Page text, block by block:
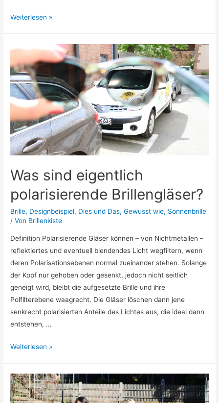
Neue
SNOB
MILANO
sind
da!
Weiterlesen »
Was sind eigentlich
polarisierende Brillengläser?
Brille, Designbeispiel, Dies und Das,Gewusst wie, Sonnenbrille
/ Von Brillenkiste
Definition Polarisierende Gläser können – von Nichtmetallen –
reflektiertes und eventuell blendendes Licht wegfiltern, wenn
deren Polarisationsebenen normal zueinander stehen. Solange
der Kopf nur gehoben oder gesenkt, jedoch nicht seitlich
geneigt wird, bleibt die aufgesetzte Brille und ihre
Polfilterebene waagrecht. Die Gläser löschen dann jene
senkrecht polarisierten Anteile des Lichtes aus, die ideal dann
entstehen, …
Was
polarisierende
Brillengläser?
Weiterlesen »